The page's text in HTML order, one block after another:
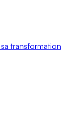
transformation